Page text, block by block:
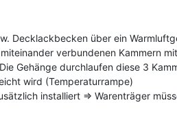
Decklackbecken über ein
verbundenen Kammern
Gehänge durchlaufen diese 3
wird (Temperaturrampe)
installiert => Warenträger